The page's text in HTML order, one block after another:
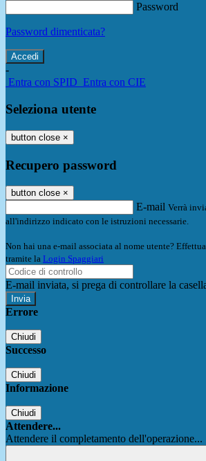
Password
Password dimenticata?
-
Entra con SPID Entra con CIE
Seleziona utente
button close ×
Recupero password
button close ×
E-mail Verrà
all'indirizzo indicato con le istruzioni necessarie.
Non hai una e-mail associata al nome utente?
tramite la Login Spaggiari
E-mail inviata, si prega di controllare la
Errore
Chiudi
Successo
Chiudi
Informazione
Chiudi
Attendere...
Attendere il completamento dell'operazione...